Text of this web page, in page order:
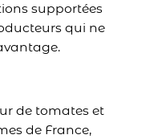
supportées
qui ne
de tomates et
de France,